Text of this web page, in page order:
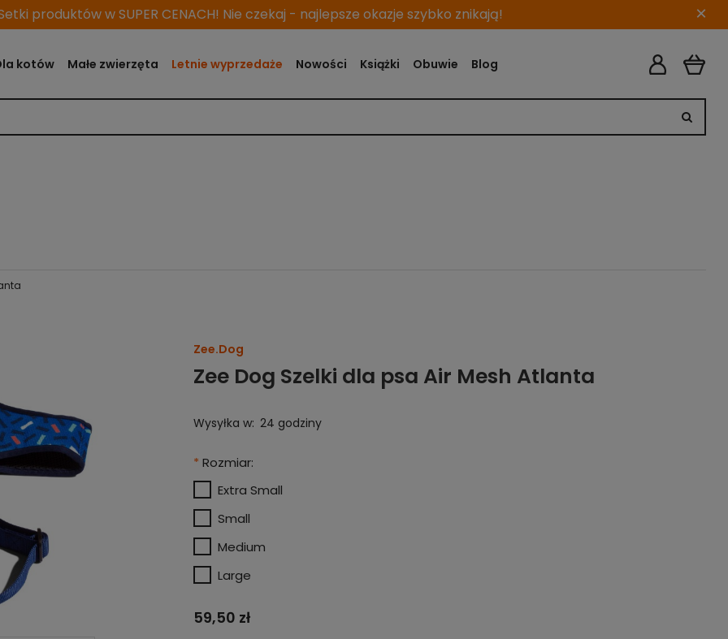
Setki produktów w SUPER CENACH! Nie czekaj - najlepsze okazje szybko znikają! ×
kotów Małe zwierzęta Letnie wyprzedaże Nowości Książki Obuwie Blog
Zee.Dog
Zee Dog Szelki dla psa Air Mesh Atlanta
Wysyłka w: 24 godziny
* Rozmiar:
Extra Small
Small
Medium
Large
59,50 zł